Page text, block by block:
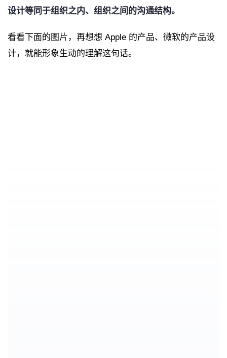
设计等同于组织之内、组织之间的沟通结构。
看看下面的图片，再想想 Apple 的产品、微软的产品设
计，就能形象生动的理解这句话。